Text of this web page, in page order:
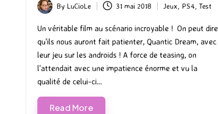
Posted
by
By LuCioLe 31 mai 2018
Posted
in
Jeux PS4 ,Test
Un véritable film au scénario incroyable ! On peut dire
qu'ils nous auront fait patienter, Quantic Dream, avec
leur jeu sur les androids ! A force de teasing, on
l'attendait avec une impatience énorme et vu la
qualité de celui-ci…
Read More